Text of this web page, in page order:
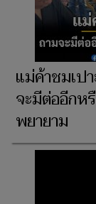
แม่ค้าชมเป
จะมีต่ออีกห
พยายาม